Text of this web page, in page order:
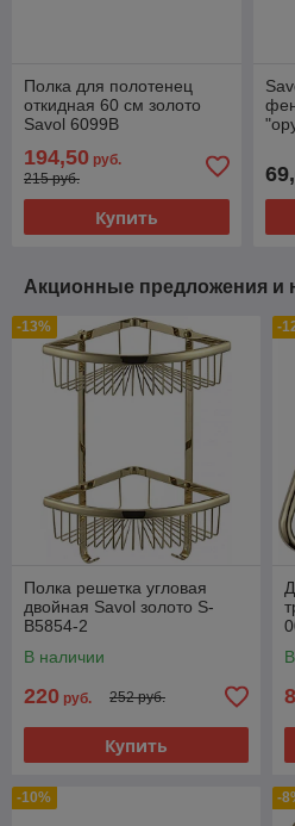
Полка для полотенец
откидная 60 см золото
Savol 6099B
194,50 руб.
215 руб.
Купить
Акционные предложения и
-13%
Полка решетка угловая
двойная Savol золото S-
B5854-2
В наличии
220 руб. 252 руб.
Купить
-
-10% -